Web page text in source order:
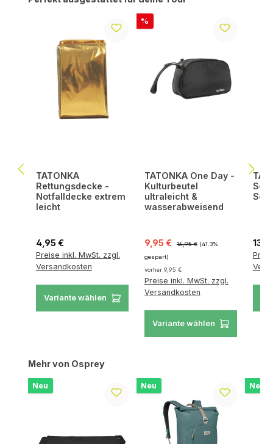
TATONKA
Rettungsdecke -
Notfalldecke extrem
leicht
Regulärer Preis:
4,95 €
Preise inkl. MwSt. zzgl.
Versandkosten
Variante wählen
Rabatt
%
TATONKA One Day -
Kulturbeutel
ultraleicht &
wasserabweisend
Verkaufspreis:
9,95 € 16,95 € (41.3%
gespart)
vorher 9,95 €
Preise inkl. MwSt. zzgl.
Versandkosten
Variante wählen
Set
Produktgalerie überspringen
Mehr von Osprey
Neu Neu Neu